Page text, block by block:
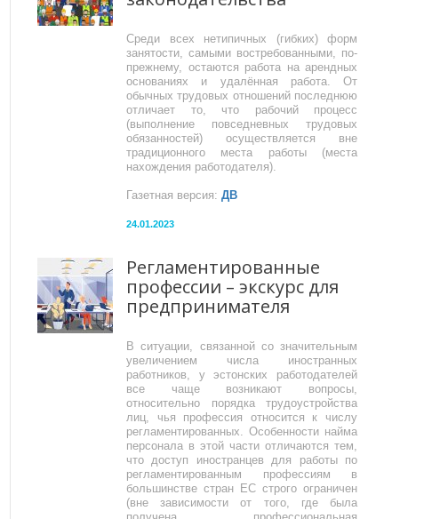
Среди всех нетипичных (гибких) форм
занятости, самыми востребованными, по-
прежнему, остаются работа на арендных
основаниях и удалённая работа. От
обычных трудовых отношений последнюю
отличает то, что рабочий процесс
(выполнение повседневных трудовых
обязанностей) осуществляется вне
традиционного места работы (места
нахождения работодателя).
Газетная версия: ДВ
24.01.2023
Регламентированные
профессии – экскурс для
предпринимателя
В ситуации, связанной со значительным
увеличением числа иностранных
работников, у эстонских работодателей
все чаще возникают вопросы,
относительно порядка трудоустройства
лиц, чья профессия относится к числу
регламентированных. Особенности найма
персонала в этой части отличаются тем,
что доступ иностранцев для работы по
регламентированным профессиям в
большинстве стран ЕС строго ограничен
(вне зависимости от того, где была